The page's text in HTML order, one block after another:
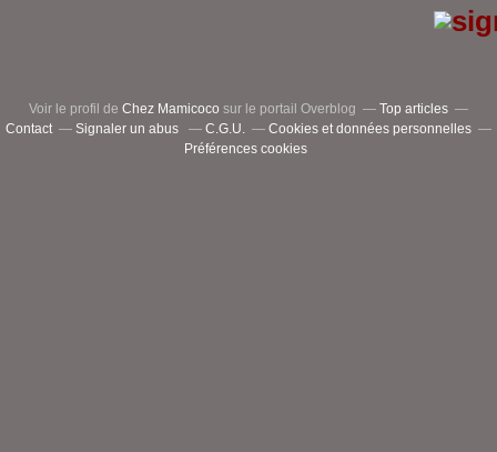
Voir le profil de Chez Mamicoco sur le portail Overblog
Top articles
Contact
Signaler un abus C.G.U.
Cookies et données personnelles
Préférences cookies